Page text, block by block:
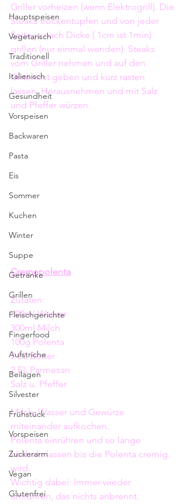
Hauptspeisen
Vegetarisch
Traditionell
Italienisch
Gesundheit
Vorspeisen
Backwaren
Pasta
Eis
Sommer
Kuchen
Winter
Suppe
Getränke
Grillen
Fleischgerichte
Fingerfood
Aufstriche
Beilagen
Silvester
Frühstück
Vorspeisen
Zuckerarm
Vegan
Glutenfrei
Griller vorheizen (wenn Elektrogrill). Die
Steaks trockentupfen und von jeder
Seite je nach Dicke ( 1cm ist 1min)
grillen (nur einmal wenden). Steaks
vom Griller nehmen und auf den
Gitterrost geben und kurz rasten
lassen. Herausnehmen und mit Salz
und Pfeffer würzen.
Cremepolenta
Zutaten:
300ml Wasser
300ml Milch
100g Polenta
2 EL Butter
2 EL Parmesan
Salz u. Pfeffer
Milch, Wasser und Gewürze
miteinander aufkochen.
Polenta einrühren und so lange
köcheln lassen bis die Polenta cremig
wird.
Wichtig dabei: Immer wieder
umrühren, das nichts anbrennt.